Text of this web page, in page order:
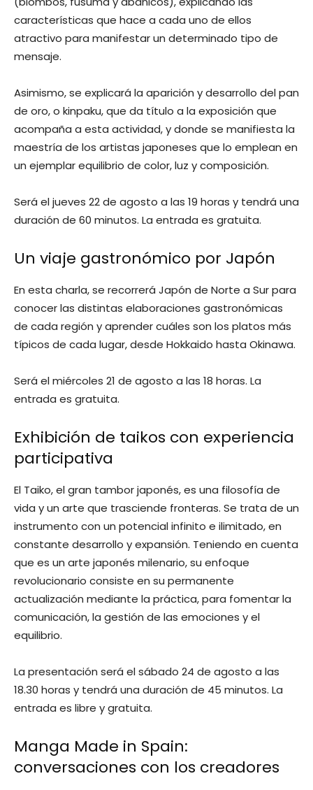
características que hace a cada uno de ellos
atractivo para manifestar un determinado tipo de
mensaje.
Asimismo, se explicará la aparición y desarrollo del pan
de oro, o kinpaku, que da título a la exposición que
acompaña a esta actividad, y donde se manifiesta la
maestría de los artistas japoneses que lo emplean en
un ejemplar equilibrio de color, luz y composición.
Será el jueves 22 de agosto a las 19 horas y tendrá una
duración de 60 minutos. La entrada es gratuita.
Un viaje gastronómico por Japón
En esta charla, se recorrerá Japón de Norte a Sur para
conocer las distintas elaboraciones gastronómicas
de cada región y aprender cuáles son los platos más
típicos de cada lugar, desde Hokkaido hasta Okinawa.
Será el miércoles 21 de agosto a las 18 horas. La
entrada es gratuita.
Exhibición de taikos con experiencia
participativa
El Taiko, el gran tambor japonés, es una filosofía de
vida y un arte que trasciende fronteras. Se trata de un
instrumento con un potencial infinito e ilimitado, en
constante desarrollo y expansión. Teniendo en cuenta
que es un arte japonés milenario, su enfoque
revolucionario consiste en su permanente
actualización mediante la práctica, para fomentar la
comunicación, la gestión de las emociones y el
equilibrio.
La presentación será el sábado 24 de agosto a las
18.30 horas y tendrá una duración de 45 minutos. La
entrada es libre y gratuita.
Manga Made in Spain:
conversaciones con los creadores